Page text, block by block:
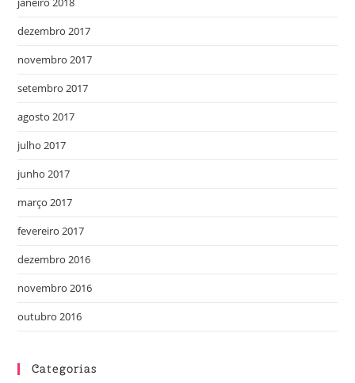
dezembro 2017
novembro 2017
setembro 2017
agosto 2017
julho 2017
junho 2017
março 2017
fevereiro 2017
dezembro 2016
novembro 2016
outubro 2016
Categorias